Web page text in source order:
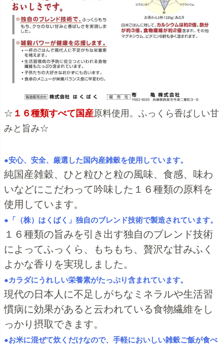
☆ １６種類すべて国産原料使用。ふっくら香ばしい甘
みと旨み☆
●安心、安全、厳選した国内産雑穀を使用しています。
純国産雑穀、ひと粒ひと粒の風味、食感、味わ
いなどにこだわって吟味した１６種類の原料を
使用しています。
●「（株）はくばく」独自のブレンド技術で製造されています。
１６種類の旨みを引き出す独自のブレンド技術
によってふっくら、もちもち、贅沢な甘みふく
よかな香りを実現しました。
●カラダにうれしい栄養素がたっぷり含まれています。
現代の日本人に不足しがちなミネラルや生活習
慣病に効果があると云われている食物繊維をし
っかり摂取できます。
●お米に混ぜて炊くだけなので、手軽においしい雑穀ご飯が食べ